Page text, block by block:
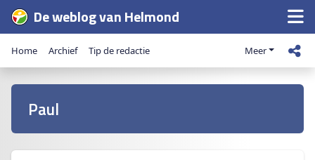
De weblog van Helmond
Home Archief Tip de redactie Meer
Paul